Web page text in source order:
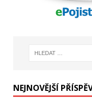
NEJNOVĚJŠÍ